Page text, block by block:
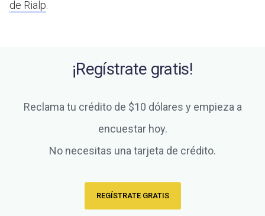
de Rialp
¡Regístrate gratis!
Reclama tu crédito de $10 dólares y empieza a
encuestar hoy.
No necesitas una tarjeta de crédito.
REGÍSTRATE GRATIS